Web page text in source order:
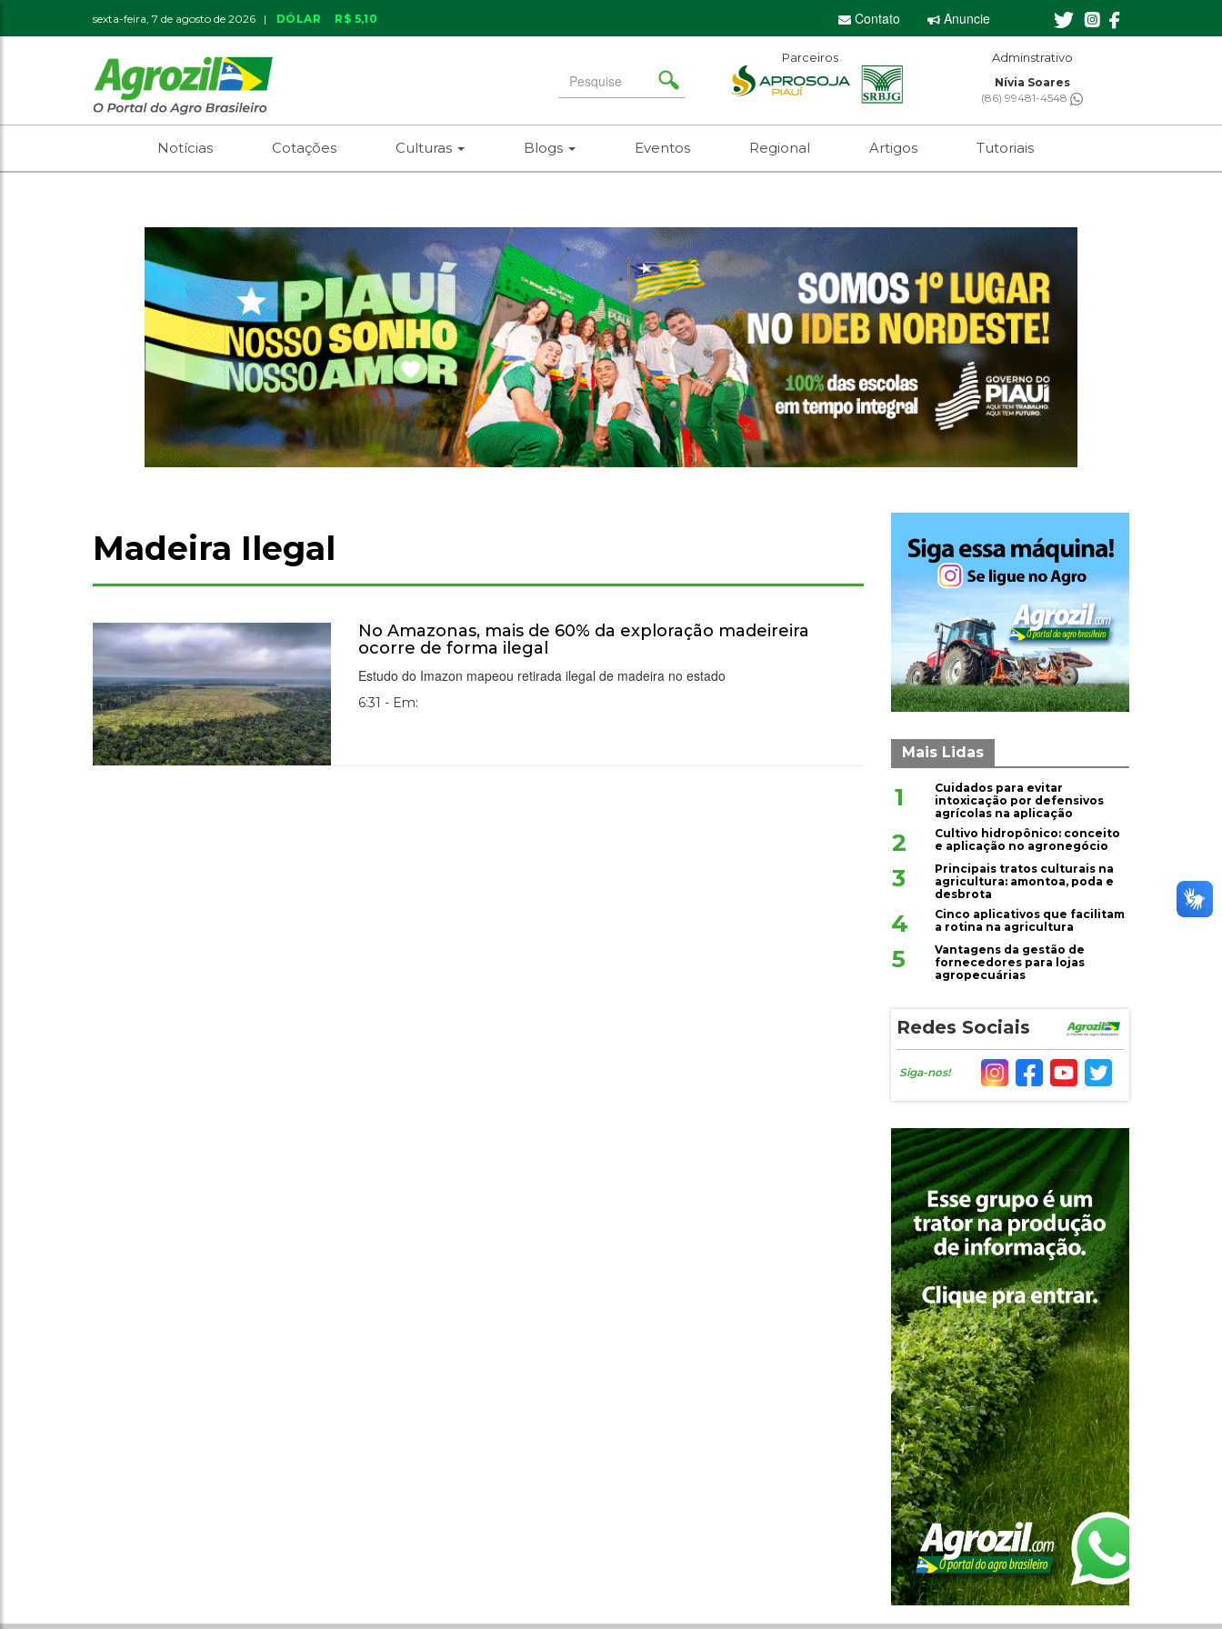
sexta-feira, 7 de agosto de 2026 | DÓLAR R$ 5,10 Contato Anuncie
Search
for
Parceiros Adminstrativo
Nívia Soares
(86) 99481-4548
Notícias Cotações Culturas Blogs Eventos Regional Artigos Tutoriais
Madeira Ilegal
No Amazonas, mais de 60% da exploração madeireira
ocorre de forma ilegal
Estudo do Imazon mapeou retirada ilegal de madeira no estado
6:31 - Em:
Mais Lidas
1
Cuidados para evitar
intoxicação por defensivos
agrícolas na aplicação
2
Cultivo hidropônico: conceito
e aplicação no agronegócio
3
Principais tratos culturais na
agricultura: amontoa, poda e
desbrota
4
Cinco aplicativos que facilitam
a rotina na agricultura
5
Vantagens da gestão de
fornecedores para lojas
agropecuárias
Redes Sociais
Siga-nos!